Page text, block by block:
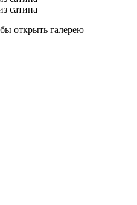
открыть галерею